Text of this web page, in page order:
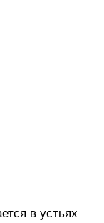
в устьях